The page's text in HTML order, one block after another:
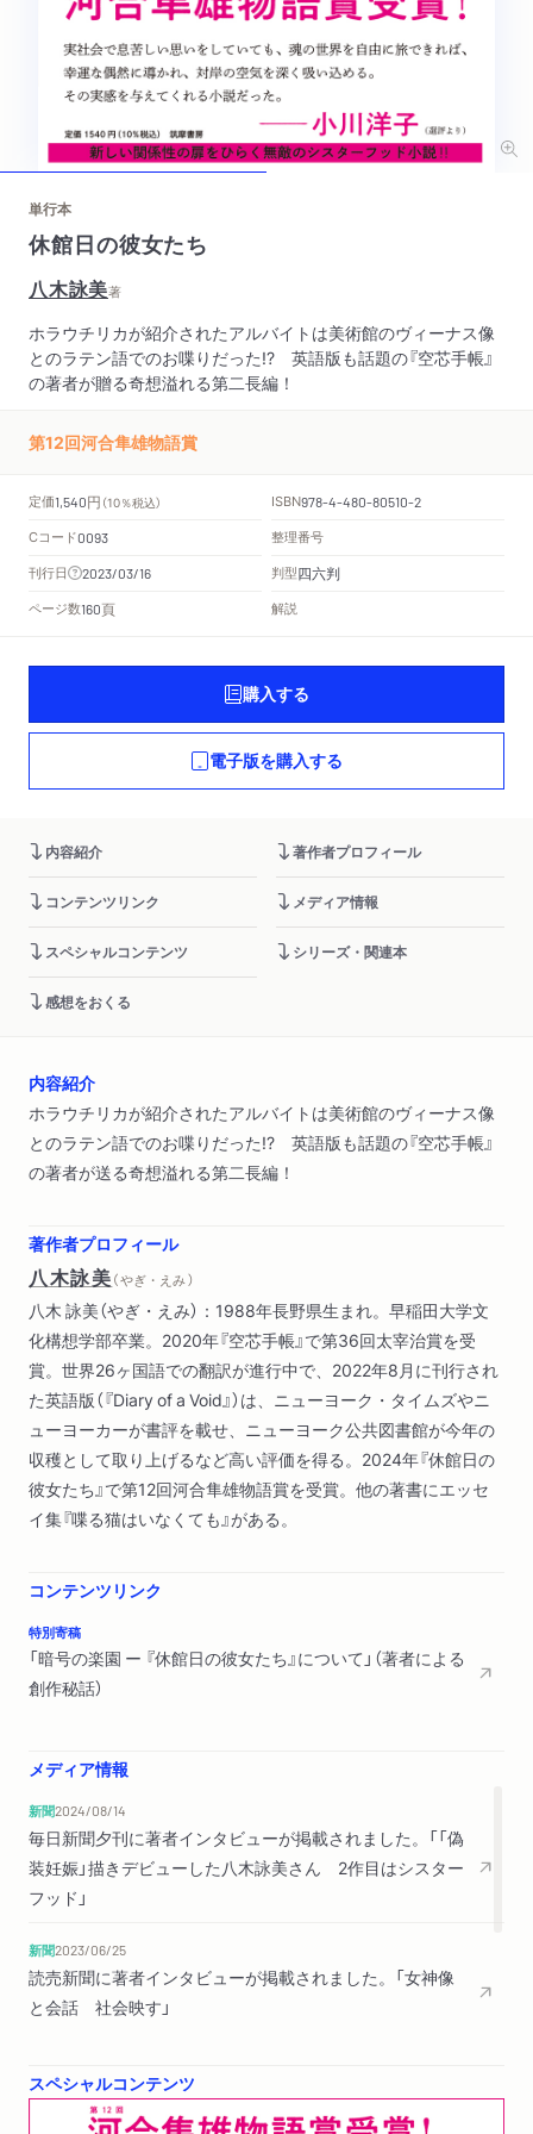
単行本
休館日の彼女たち
八木詠美著
ホラウチリカが紹介されたアルバイトは美術館のヴィーナス像
とのラテン語でのお喋りだった!? 英語版も話題の『空芯手帳』
の著者が贈る奇想溢れる第二長編！
第12回河合隼雄物語賞
定価1,540円 （10％税込） ISBN978-4-480-80510-2
Cコード0093
整理番号
刊行日
2023/03/16 判型四六判
ページ数160頁 解説
購入する
電子版を購入する
内容紹介 著作者プロフィール
コンテンツリンク メディア情報
スペシャルコンテンツ シリーズ・関連本
感想をおくる
内容紹介
ホラウチリカが紹介されたアルバイトは美術館のヴィーナス像
とのラテン語でのお喋りだった!? 英語版も話題の『空芯手帳』
の著者が送る奇想溢れる第二長編！
著作者プロフィール
八木詠美（ やぎ・えみ ）
八木 詠美（やぎ・えみ）：1988年長野県生まれ。早稲田大学文
化構想学部卒業。2020年『空芯手帳』で第36回太宰治賞を受
賞。世界26ヶ国語での翻訳が進行中で、2022年8月に刊行され
た英語版（『Diary of a Void』）は、ニューヨーク・タイムズやニ
ューヨーカーが書評を載せ、ニューヨーク公共図書館が今年の
収穫として取り上げるなど高い評価を得る。2024年『休館日の
彼女たち』で第12回河合隼雄物語賞を受賞。他の著書にエッセ
イ集『喋る猫はいなくても』がある。
コンテンツリンク
特別寄稿
「暗号の楽園 ー 『休館日の彼女たち』について」（著者による
創作秘話）
メディア情報
新聞2024/08/14
毎日新聞夕刊に著者インタビューが掲載されました。「「偽
装妊娠」描きデビューした八木詠美さん 2作目はシスター
フッド」
新聞2023/06/25
読売新聞に著者インタビューが掲載されました。「女神像
と会話 社会映す」
朝日新聞で紹介されました。「読み終えると、胸が湧き立
ち、少しさびしい自由の感覚にとらわれていた」（評者：小
スペシャルコンテンツ